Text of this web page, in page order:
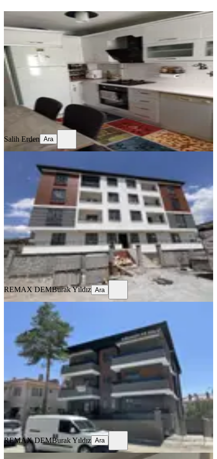
YENİ
Temiz Bakımlı Daire
Merkez, Mimar Sinan Mahallesi
·130 m² Kot 1·06.08.2026
17.750 ₺
Salih Erden
Salih Erden Ara
Remax Dem'den Cumhuriyet Mah.
2+1 Kiralık Daire
Merkez, Başbağlar Mahallesi
2+1·90 m²·1. Kat 04.08.2026
19.500 ₺
REMAX DEMBurak Yıldız
REMAX DEMBurak Yıldız Ara
Remax Dem'den Halitpaşa Mah. 1+1
Kiralık Daire
Merkez, Halitpaşa Mahallesi
1+1·65 m² 2. Kat·04.08.2026
16.500 ₺
REMAX DEM Burak Yıldız
Ara
REMAX DEMBurak Yıldız Ara